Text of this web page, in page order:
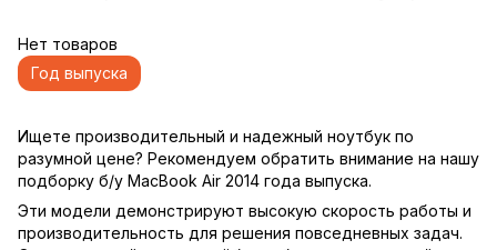
Нет товаров
Ищете производительный и надежный ноутбук по
разумной цене? Рекомендуем обратить внимание на нашу
подборку б/у MacBook Air 2014 года выпуска.
Эти модели демонстрируют высокую скорость работы и
производительность для решения повседневных задач.
Год выпуска